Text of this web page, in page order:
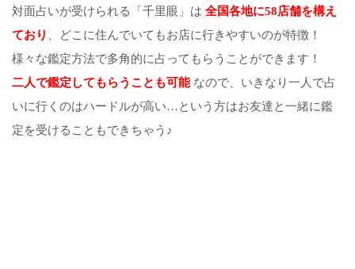
対面占いが受けられる「千里眼」は 全国各地に58店舗を構え
ており 、どこに住んでいてもお店に行きやすいのが特徴！
様々な鑑定方法で多角的に占ってもらうことができます！
二人で鑑定してもらうことも可能なので、いきなり一人で占
いに行くのはハードルが高い…という方はお友達と一緒に鑑
定を受けることもできちゃう♪